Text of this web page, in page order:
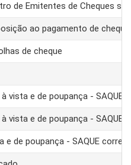
de Emitentes de Cheques
ao pagamento de cheque
de cheque
vista e de poupança - SAQUE
vista e de poupança - SAQUE
e de poupança - SAQUE